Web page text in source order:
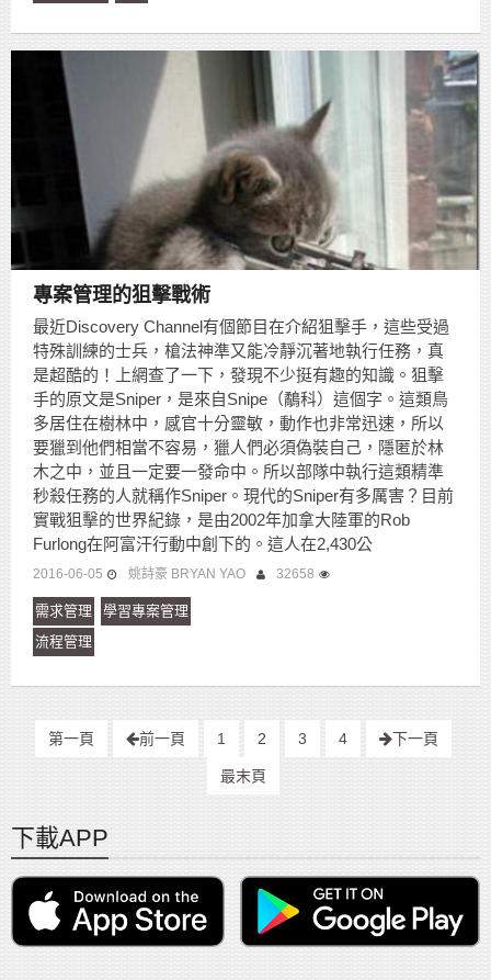
專案管理的狙擊戰術
最近Discovery Channel有個節目在介紹狙擊手，這些受過
特殊訓練的士兵，槍法神準又能冷靜沉著地執行任務，真
是超酷的！上網查了一下，發現不少挺有趣的知識。狙擊
手的原文是Sniper，是來自Snipe（鷸科）這個字。這類鳥
多居住在樹林中，感官十分靈敏，動作也非常迅速，所以
要獵到他們相當不容易，獵人們必須偽裝自己，隱匿於林
木之中，並且一定要一發命中。所以部隊中執行這類精準
秒殺任務的人就稱作Sniper。現代的Sniper有多厲害？目前
實戰狙擊的世界紀錄，是由2002年加拿大陸軍的Rob
Furlong在阿富汗行動中創下的。這人在2,430公
2016-06-05 姚詩豪 BRYAN YAO 32658
需求管理
學習專案管理
流程管理
第一頁 前一頁 1 2 3 4 下一頁
最末頁
下載APP